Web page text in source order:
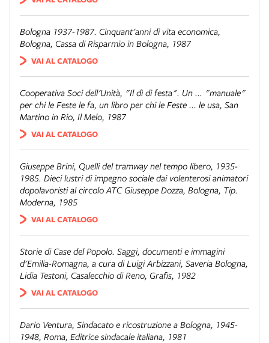
Bologna 1937-1987. Cinquant'anni di vita economica,
Bologna, Cassa di Risparmio in Bologna, 1987
VAI AL CATALOGO
Cooperativa Soci dell'Unità, "Il dì di festa". Un ... "manuale"
per chi le Feste le fa, un libro per chi le Feste ... le usa, San
Martino in Rio, Il Melo, 1987
VAI AL CATALOGO
Giuseppe Brini, Quelli del tramway nel tempo libero, 1935-
1985. Dieci lustri di impegno sociale dai volenterosi animatori
dopolavoristi al circolo ATC Giuseppe Dozza, Bologna, Tip.
Moderna, 1985
VAI AL CATALOGO
Storie di Case del Popolo. Saggi, documenti e immagini
d'Emilia-Romagna, a cura di Luigi Arbizzani, Saveria Bologna,
Lidia Testoni, Casalecchio di Reno, Grafis, 1982
VAI AL CATALOGO
Dario Ventura, Sindacato e ricostruzione a Bologna, 1945-
1948, Roma, Editrice sindacale italiana, 1981